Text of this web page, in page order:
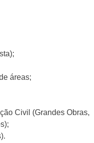
áreas;
Civil (Grandes Obras,